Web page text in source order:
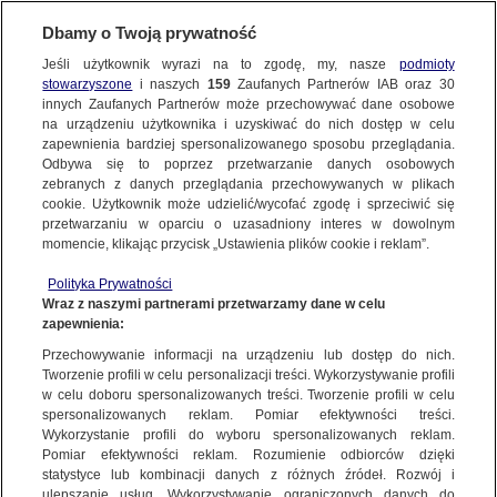
BIURO REKLAMY TVN MEDIA
WYBIERZ STRONĘ
HBO MAX
Player.pl
TVN24 +
TVN
TVN7
TTV
METRO.TV​
TVN24.pl
DiscoveryChannel.pl
TVN Style
Travel Channel​
HGTV
Food Network
TVNFABULA.PL
Dzień Dobry TVN
Co za Tydzień
REWOLUCJE W KUCHNI
RAJSKA MIŁOŚĆ
ŻYCIE JAK W BAJCE
Oficjalna strona stacji, zapowiadająca najciekawsze produkcje
własne i zagraniczne. Poruszane tematy z różnych dziedzin od
informacji, publicystyki dokumentu po interwencje dla widza i
użytkownika z mniejszych miast z wyższym wykształceniem i
zasobnym. Serwis zintegrowany jest z mediami
społecznościowymi.
PRZEJDŹ DO SERWISU
Dbamy o Twoją prywatność
Jeśli użytkownik wyrazi na to zgodę, my, nasze podmioty
stowarzyszone i naszych 159Zaufanych Partnerów IAB oraz 30
innych Zaufanych Partnerów może przechowywać dane osobowe
na urządzeniu użytkownika i uzyskiwać do nich dostęp w celu
zapewnienia bardziej spersonalizowanego sposobu przeglądania.
Odbywa się to poprzez przetwarzanie danych osobowych
zebranych z danych przeglądania przechowywanych w plikach
cookie. Użytkownik może udzielić/wycofać zgodę i sprzeciwić się
przetwarzaniu w oparciu o uzasadniony interes w dowolnym
momencie, klikając przycisk „Ustawienia plików cookie i reklam”.
Polityka Prywatności
Wraz z naszymi partnerami przetwarzamy dane w celu
zapewnienia:
Przechowywanie informacji na urządzeniu lub dostęp do nich.
Tworzenie profili w celu personalizacji treści. Wykorzystywanie profili
w celu doboru spersonalizowanych treści. Tworzenie profili w celu
spersonalizowanych reklam. Pomiar efektywności treści.
Wykorzystanie profili do wyboru spersonalizowanych reklam.
Pomiar efektywności reklam. Rozumienie odbiorców dzięki
statystyce lub kombinacji danych z różnych źródeł. Rozwój i